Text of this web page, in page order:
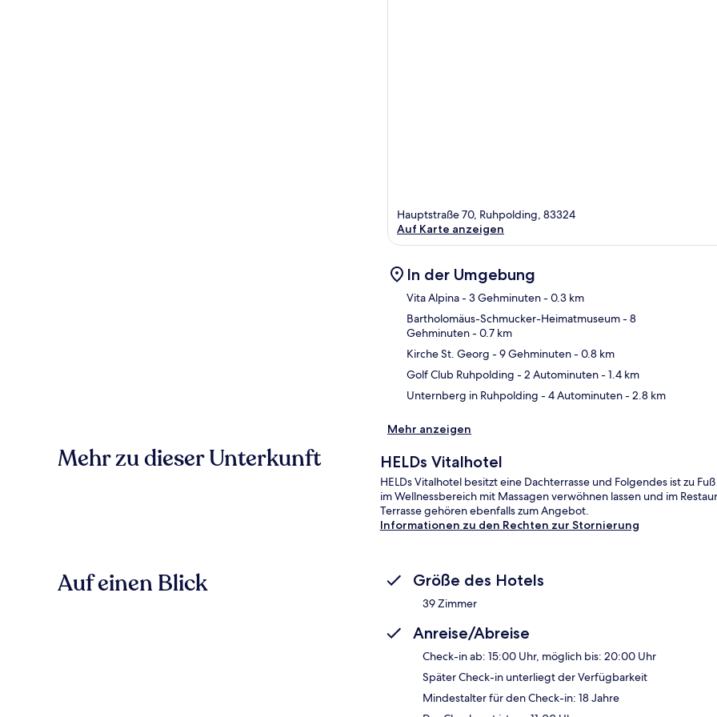
Hauptstraße 70, Ruhpolding, 83324
Auf Karte anzeigen
In der Umgebung
Vita Alpina- 3 Gehminuten- 0.3 km
Bartholomäus-Schmucker-Heimatmuseum- 8
Gehminuten- 0.7 km
Kirche St. Georg - 9 Gehminuten- 0.8 km
Golf Club Ruhpolding - 2 Autominuten- 1.4 km
Unternberg in Ruhpolding - 4 Autominuten- 2.8 km
Mehr anzeigen
Mehr zu dieser Unterkunft HELDs Vitalhotel
HELDs Vitalhotel besitzt eine Dachterrasse und Folgendes ist zu
im Wellnessbereich mit Massagen verwöhnen lassen und im
Terrasse gehören ebenfalls zum Angebot.
Informationen zu den Rechten zur Stornierung
Auf einen Blick Größe des Hotels
39 Zimmer
Anreise/Abreise
Check-in ab: 15:00 Uhr, möglich bis: 20:00 Uhr
Später Check-in unterliegt der Verfügbarkeit
Mindestalter für den Check-in: 18 Jahre